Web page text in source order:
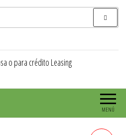
o para crédito Leasing
MENÚ